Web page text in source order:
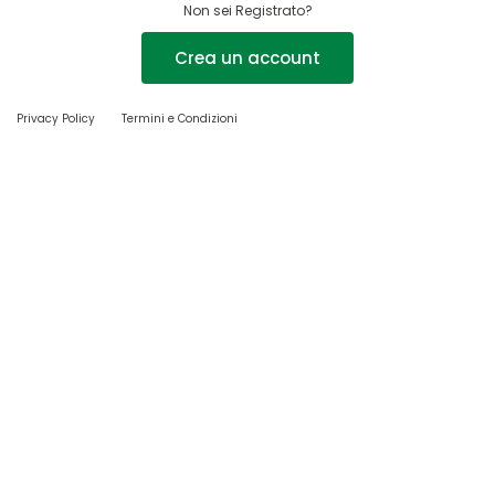
Non sei Registrato?
Crea un account
Privacy Policy Termini e Condizioni